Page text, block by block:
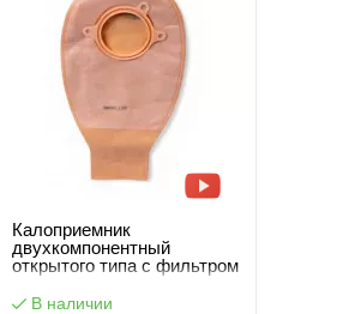
Калоприемник
двухкомпонентный
открытого типа с фильтром
(мешок),вырез 60 мм
В наличии